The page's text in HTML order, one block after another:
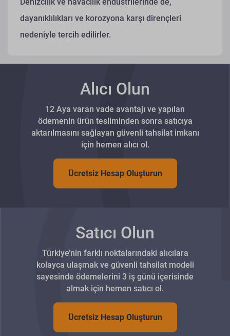
dayanıklılıkları ve korozyona karşı dirençleri
nedeniyle tercih edilirler.
Alıcı Olun
12 Aya varan vade avantajı ve yapılan
ödemenin ürün tesliminden sonra satıcıya
aktarılmasını sağlayan güvenli tahsilat imkanı
için hemen alıcı ol.
Ücretsiz Hesap Oluşturun
Satıcı Olun
Türkiye’nin farklı noktalarındaki alıcılara
kolayca ulaşmak ve güvenli tahsilat modeli
sayesinde ödemelerini 3 iş günü içerisinde
almak için hemen satıcı ol.
Ücretsiz Hesap Oluşturun